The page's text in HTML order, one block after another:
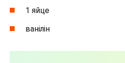
1 яйце
ванілін